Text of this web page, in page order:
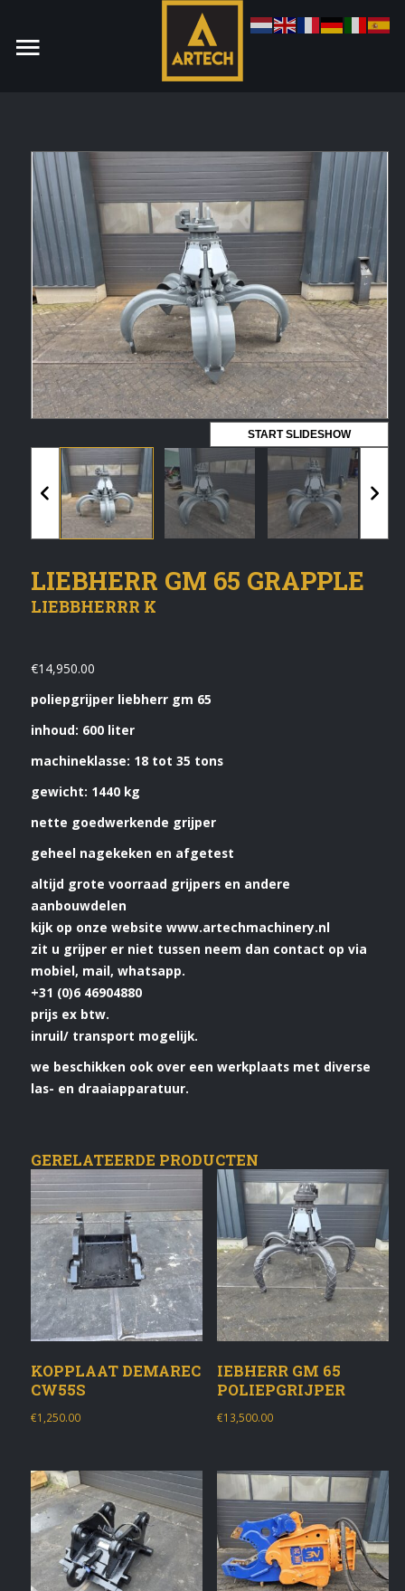
Monteur
Allround CNC Verspaner
Spare parts manager
januari 2023
Vacatures
Login
Vermeldingen feed
WordPress.org
Verkoop
START SLIDESHOW
LIEBHERR GM 65 GRAPPLE
LIEBBHERRR K
€14,950.00
poliepgrijper liebherr gm 65
inhoud: 600 liter
machineklasse: 18 tot 35 tons
gewicht: 1440 kg
nette goedwerkende grijper
geheel nagekeken en afgetest
altijd grote voorraad grijpers en andere
aanbouwdelen
kijk op onze website www.artechmachinery.nl
zit u grijper er niet tussen neem dan contact op via
mobiel, mail, whatsapp.
+31 (0)6 46904880
prijs ex btw.
inruil/ transport mogelijk.
we beschikken ook over een werkplaats met diverse
las- en draaiapparatuur.
GERELATEERDE PRODUCTEN
KOPPLAAT DEMAREC
CW55S
€1,250.00
IEBHERR GM 65
POLIEPGRIJPER
€13,500.00